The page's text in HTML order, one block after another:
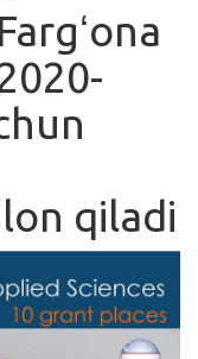
qiladi